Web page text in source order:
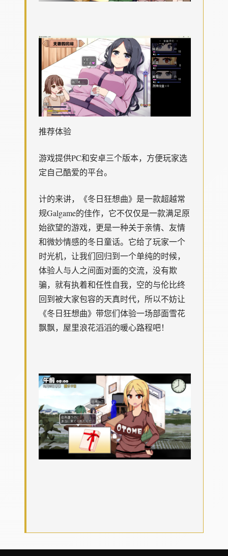
推荐体验
游戏提供PC和安卓三个版本，方便玩家选
定自己酷爱的平台。
计的来讲，《冬日狂想曲》是一款​​超越常
规Galgame的佳作​​，它不仅仅是一款满足原
始欲望的游戏，更是一种关于亲情、友情
和微妙情感的冬日童话。它给了玩家一个
时光机，让我们回归到一个单纯的时候，
体验人与人之间面对面的交流，没有欺
骗，就有执着和任性自我，空的与伦比终
回到被大家包容的天真时代，所以不妨让
《冬日狂想曲》带您们体验一场​​部面雪花
飘飘，屋里浪花滔滔​​的暖心路程吧！